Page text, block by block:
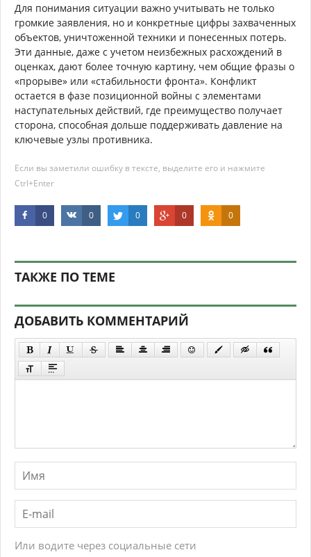
Для понимания ситуации важно учитывать не только
громкие заявления, но и конкретные цифры захваченных
объектов, уничтоженной техники и понесенных потерь.
Эти данные, даже с учетом неизбежных расхождений в
оценках, дают более точную картину, чем общие фразы о
«прорыве» или «стабильности фронта». Конфликт
остается в фазе позиционной войны с элементами
наступательных действий, где преимущество получает
сторона, способная дольше поддерживать давление на
ключевые узлы противника.
Если вы заметили ошибку в тексте, выделите его и нажмите
Ctrl+Enter
0 0 0 0 0
ТАКЖЕ ПО ТЕМЕ
ДОБАВИТЬ КОММЕНТАРИЙ
Или водите через социальные сети